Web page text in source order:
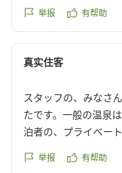
うございます。
举报 有帮助
真实住客
スタッフの、みなさ
たです。一般の温泉
泊者の、プライベー
なく、疲れが、取れ
举报 有帮助